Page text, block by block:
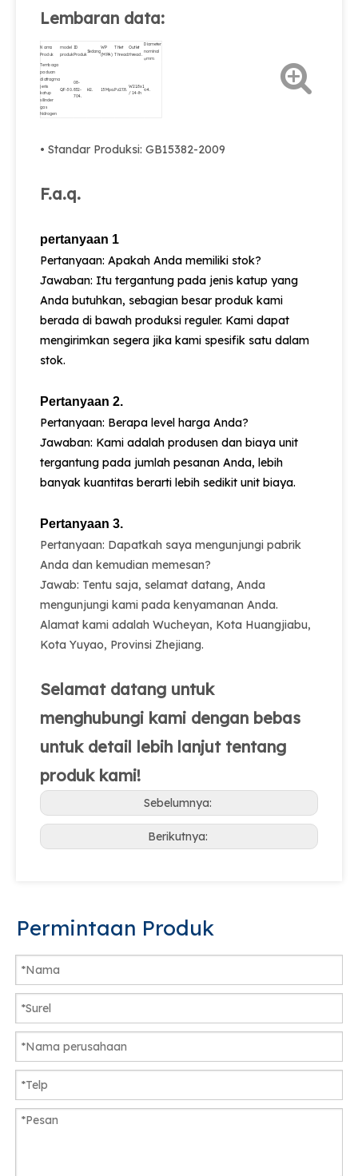
Lembaran data:
Nama
Produk
model
produk
ID
Produk
Sedang
WP
(MPA)
Thlet
Thread.
Outlet
thread.
Diameter
nominal
φmm.
Tembaga
paduan
diafragma
jenis
katup
silinder
gas
hidrogen
QF-30.
08-
832-
704.
H2. 15Mpa.Pz27.8.
W21.8x1
/ 14-lh
Φ4.
• Standar Produksi: GB15382-2009
F.a.q.
pertanyaan 1
Pertanyaan: Apakah Anda memiliki stok?
Jawaban: Itu tergantung pada jenis katup yang
Anda butuhkan, sebagian besar produk kami
berada di bawah produksi reguler. Kami dapat
mengirimkan segera jika kami spesifik satu dalam
stok.
Pertanyaan 2.
Pertanyaan: Berapa level harga Anda?
Jawaban: Kami adalah produsen dan biaya unit
tergantung pada jumlah pesanan Anda, lebih
banyak kuantitas berarti lebih sedikit unit biaya.
Pertanyaan 3.
Pertanyaan: Dapatkah saya mengunjungi pabrik
Anda dan kemudian memesan?
Jawab: Tentu saja, selamat datang, Anda
mengunjungi kami pada kenyamanan Anda.
Alamat kami adalah Wucheyan, Kota Huangjiabu,
Kota Yuyao, Provinsi Zhejiang.
Selamat datang untuk
menghubungi kami dengan bebas
untuk detail lebih lanjut tentang
produk kami!
Sebelumnya:
Berikutnya:
Permintaan Produk